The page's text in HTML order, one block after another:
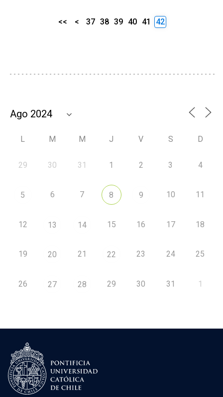
<< < 37 38 39 40 41 42
L M M J V S D
29 30 31 1 2 3 4
5 6 7 8 9 10 11
12 13 14 15 16 17 18
19 20 21 22 23 24 25
26 27 28 29 30 31 1